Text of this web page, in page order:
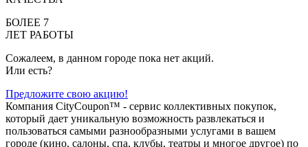
БОЛЕЕ 7
ЛЕТ РАБОТЫ
Сожалеем, в данном городе пока нет акций.
Или есть?
Предложите свою акцию!
Компания CityCoupon™ - сервис коллективных покупок,
который дает уникальную возможность развлекаться и
пользоваться самыми разнообразными услугами в вашем
городе (кино, салоны, спа, клубы, театры и многое другое) по